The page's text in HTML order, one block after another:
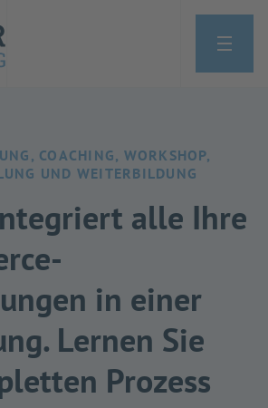
COACHING, WORKSHOP,
UND WEITERBILDUNG
alle Ihre
in einer
Lernen Sie
Prozess